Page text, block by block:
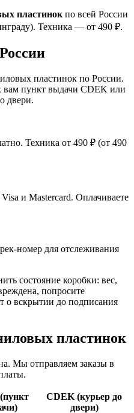
пластинок по всей России
Техника — от 490 ₽.
пластинок по России.
вам пункт выдачи CDEK или
двери.
Техника от 490 ₽ (от 490
и Mastercard. Оплачиваете
номер для отслеживания
состояние коробки: вес,
попросите
о вскрытии до подписания
пластинок
Мы отправляем заказы в
CDEK (курьер до
двери)